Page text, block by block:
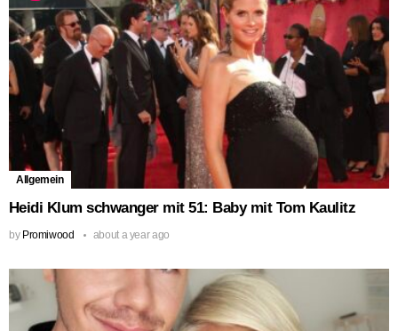
Allgemein
Heidi Klum schwanger mit 51: Baby mit Tom Kaulitz
by Promiwood about a year ago